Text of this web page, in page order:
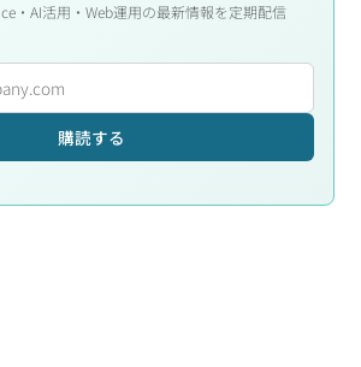
・AI活用・Web運用の最新情報を定期配信
購読する